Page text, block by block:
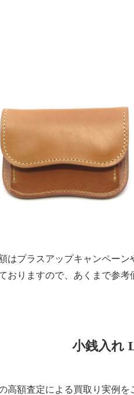
額はプラスアップキャンペー
おりますので、あくまで参考
小銭入れ
高額査定による買取り実例